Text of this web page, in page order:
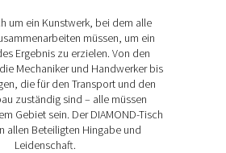
um ein Kunstwerk, bei dem alle
müssen, um ein
Ergebnis zu erzielen. Von den
Mechaniker und Handwerker bis
die für den Transport und den
zuständig sind – alle müssen
Gebiet sein. Der DIAMOND-Tisch
allen Beteiligten Hingabe und
Leidenschaft.